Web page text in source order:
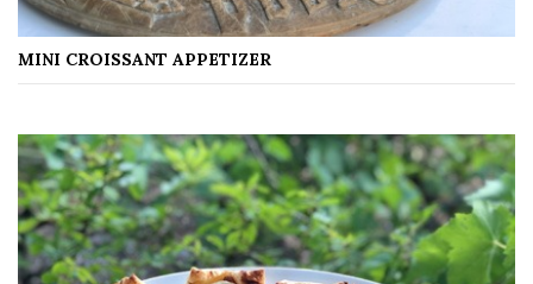
MINI CROISSANT APPETIZER